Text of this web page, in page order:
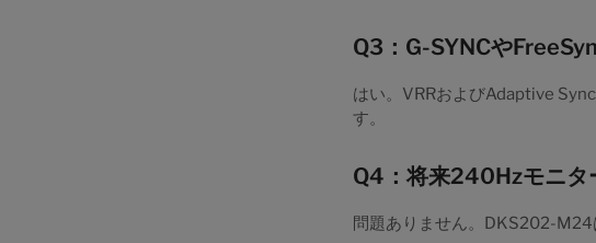
Q3：G-SYNCや
はい。VRRおよびAdaptive
す。
Q4：将来240Hzモニタ
問題ありません。DKS202-M24